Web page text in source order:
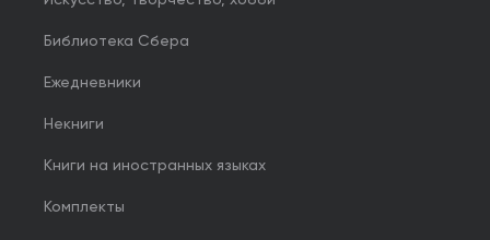
Библиотека Сбера
Ежедневники
Некниги
Книги на иностранных языках
Комплекты